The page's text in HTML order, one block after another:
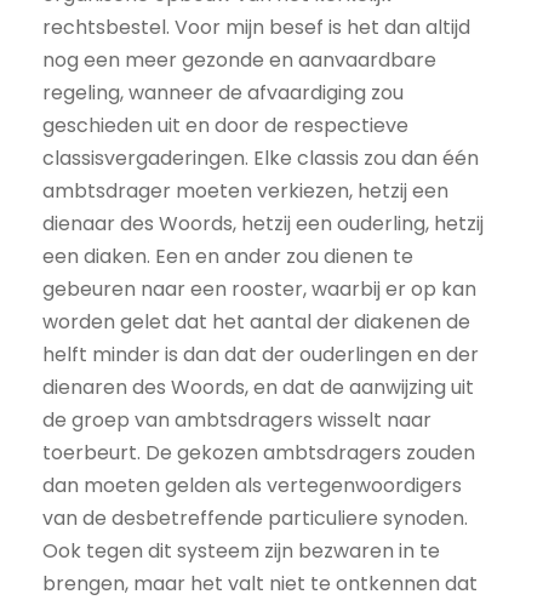
rechtsbestel. Voor mijn besef is het dan altijd
nog een meer gezonde en aanvaardbare
regeling, wanneer de afvaardiging zou
geschieden uit en door de respectieve
classisvergaderingen. Elke classis zou dan één
ambtsdrager moeten verkiezen, hetzij een
dienaar des Woords, hetzij een ouderling, hetzij
een diaken. Een en ander zou dienen te
gebeuren naar een rooster, waarbij er op kan
worden gelet dat het aantal der diakenen de
helft minder is dan dat der ouderlingen en der
dienaren des Woords, en dat de aanwijzing uit
de groep van ambtsdragers wisselt naar
toerbeurt. De gekozen ambtsdragers zouden
dan moeten gelden als vertegenwoordigers
van de desbetreffende particuliere synoden.
Ook tegen dit systeem zijn bezwaren in te
brengen, maar het valt niet te ontkennen dat